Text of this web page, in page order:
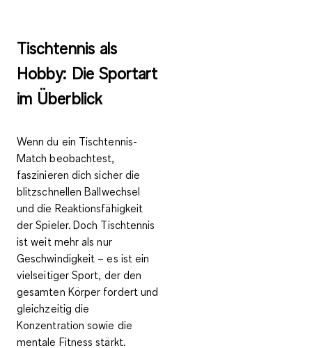
Tischtennis als
Hobby: Die Sportart
im Überblick
Wenn du ein Tischtennis-
Match beobachtest,
faszinieren dich sicher die
blitzschnellen Ballwechsel
und die Reaktionsfähigkeit
der Spieler. Doch Tischtennis
ist weit mehr als nur
Geschwindigkeit – es ist ein
vielseitiger Sport, der den
gesamten Körper fordertund
gleichzeitig die
Konzentration sowie die
mentale Fitness stärkt.